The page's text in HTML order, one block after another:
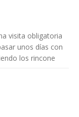
visita obligatoria
unos días con
los rincone